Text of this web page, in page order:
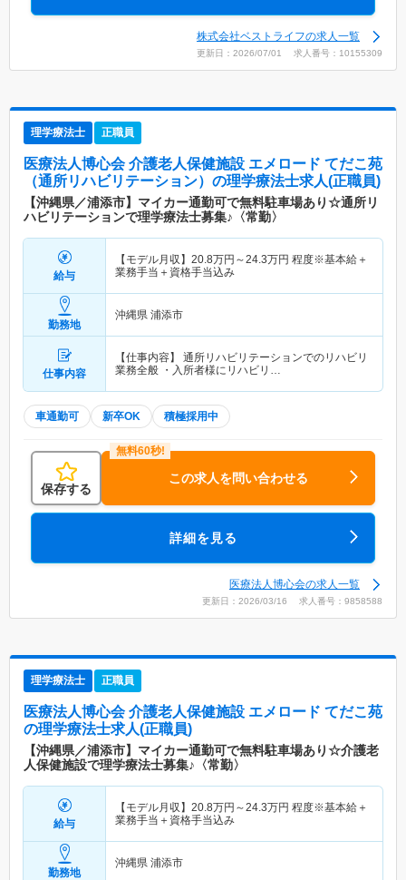
株式会社ベストライフの求人一覧
更新日：2026/07/01 求人番号：10155309
理学療法士 正職員
医療法人博心会 介護老人保健施設 エメロード てだこ苑
（通所リハビリテーション） の理学療法士求人(正職員)
【沖縄県／浦添市】マイカー通勤可で無料駐車場あり☆通所リ
ハビリテーションで理学療法士募集♪〈常勤〉
給与
【モデル月収】 20.8万円～24.3万円 程度※基本給＋
業務手当＋資格手当込み
勤務地
沖縄県 浦添市
仕事内容
【仕事内容】 通所リハビリテーションでのリハビリ
業務全般 ・入所者様にリハビリ…
車通勤可 新卒OK 積極採用中
保存する
この求人を問い合わせる
詳細を見る
医療法人博心会の求人一覧
更新日：2026/03/16 求人番号：9858588
理学療法士 正職員
医療法人博心会 介護老人保健施設 エメロード てだこ苑
の理学療法士求人(正職員)
【沖縄県／浦添市】マイカー通勤可で無料駐車場あり☆介護老
人保健施設で理学療法士募集♪〈常勤〉
給与
【モデル月収】 20.8万円～24.3万円 程度※基本給＋
業務手当＋資格手当込み
勤務地
沖縄県 浦添市